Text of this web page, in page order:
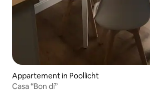
Appartement in Poollicht
Casa “Bon dí”